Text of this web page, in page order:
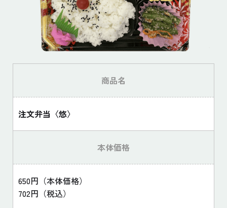
商品名
注文弁当〈悠〉
本体価格
650円（本体価格）
702円（税込）